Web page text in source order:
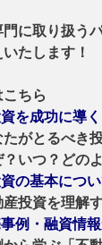
に取り扱う
たします！
ちら
を成功に導
がとるべき
？どのよ
の基本につ
資を理解す
例・融資情報